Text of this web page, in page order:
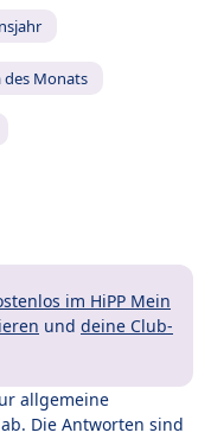
des Monats
im HiPP Mein
und deine Club-
allgemeine
Die Antworten sind